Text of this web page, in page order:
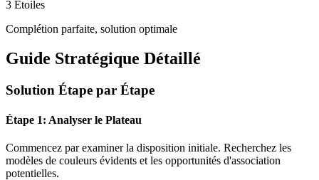
3 Étoiles
Complétion parfaite, solution optimale
Guide Stratégique Détaillé
Solution Étape par Étape
Étape 1: Analyser le Plateau
Commencez par examiner la disposition initiale. Recherchez les
modèles de couleurs évidents et les opportunités d'association
potentielles.